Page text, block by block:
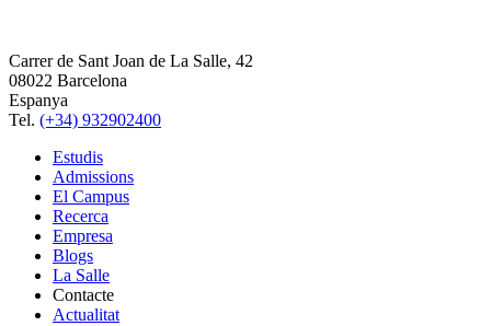
Carrer de Sant Joan de La Salle, 42
08022 Barcelona
Espanya
Tel. (+34) 932902400
Estudis
Admissions
El Campus
Recerca
Empresa
Blogs
La Salle
Contacte
Actualitat